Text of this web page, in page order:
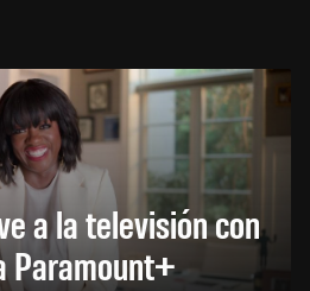
a la televisión con
Paramount+